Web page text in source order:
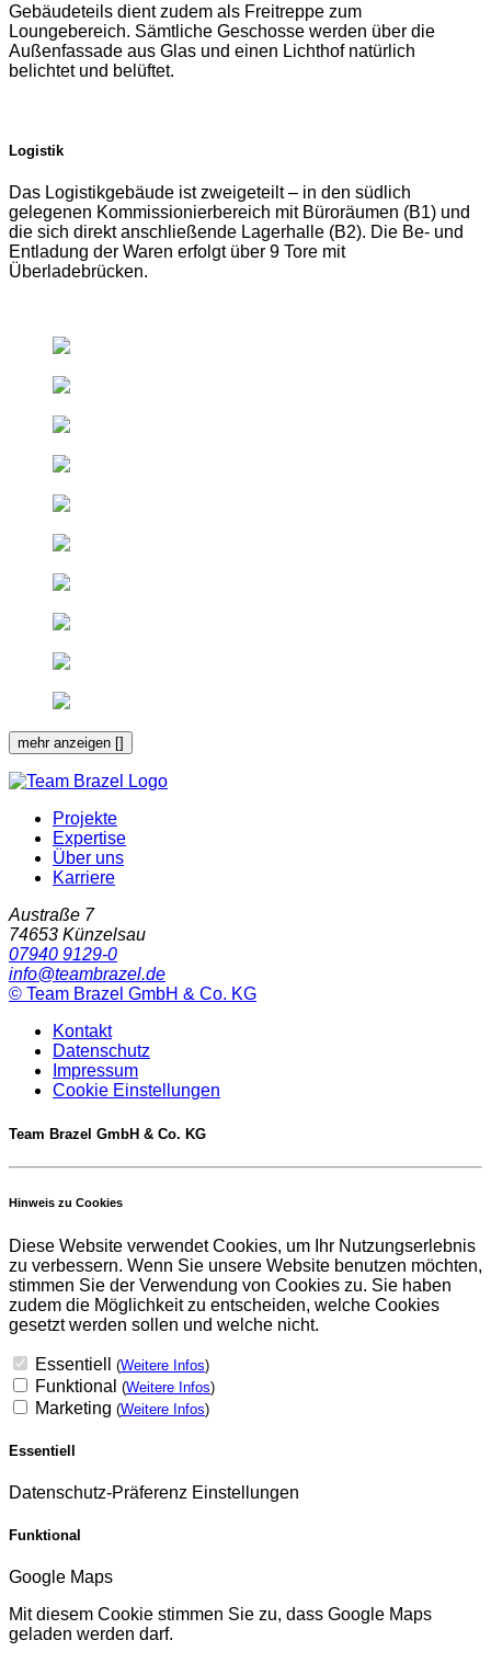
Gebäudeteils dient zudem als Freitreppe zum
Loungebereich. Sämtliche Geschosse werden über die
Außenfassade aus Glas und einen Lichthof natürlich
belichtet und belüftet.
Logistik
Das Logistikgebäude ist zweigeteilt – in den südlich
gelegenen Kommissionierbereich mit Büroräumen (B1) und
die sich direkt anschließende Lagerhalle (B2). Die Be- und
Entladung der Waren erfolgt über 9 Tore mit
Überladebrücken.
mehr anzeigen []
Projekte
Expertise
Über uns
Karriere
Austraße 7
74653 Künzelsau
07940 9129-0
info@teambrazel.de
© Team Brazel GmbH & Co. KG
Kontakt
Datenschutz
Impressum
Cookie Einstellungen
Team Brazel GmbH & Co. KG
Hinweis zu Cookies
Diese Website verwendet Cookies, um Ihr Nutzungserlebnis
zu verbessern. Wenn Sie unsere Website benutzen möchten,
stimmen Sie der Verwendung von Cookies zu. Sie haben
zudem die Möglichkeit zu entscheiden, welche Cookies
gesetzt werden sollen und welche nicht.
Essentiell (Weitere Infos)
Funktional (Weitere Infos)
Marketing (Weitere Infos)
Essentiell
Datenschutz-Präferenz Einstellungen
Funktional
Google Maps
Mit diesem Cookie stimmen Sie zu, dass Google Maps
geladen werden darf.